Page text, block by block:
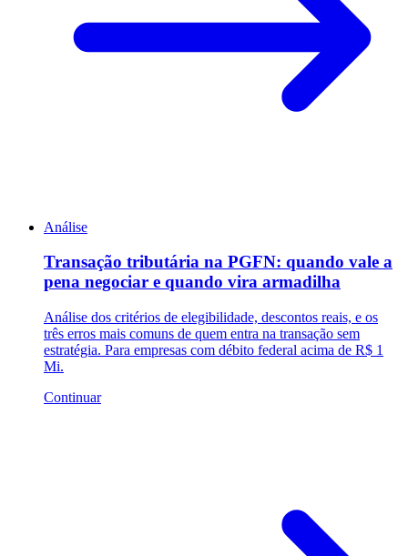
Análise
Transação tributária na PGFN: quando vale a
pena negociar e quando vira armadilha
Análise dos critérios de elegibilidade, descontos reais, e os
três erros mais comuns de quem entra na transação sem
estratégia. Para empresas com débito federal acima de R$ 1
Mi.
Continuar